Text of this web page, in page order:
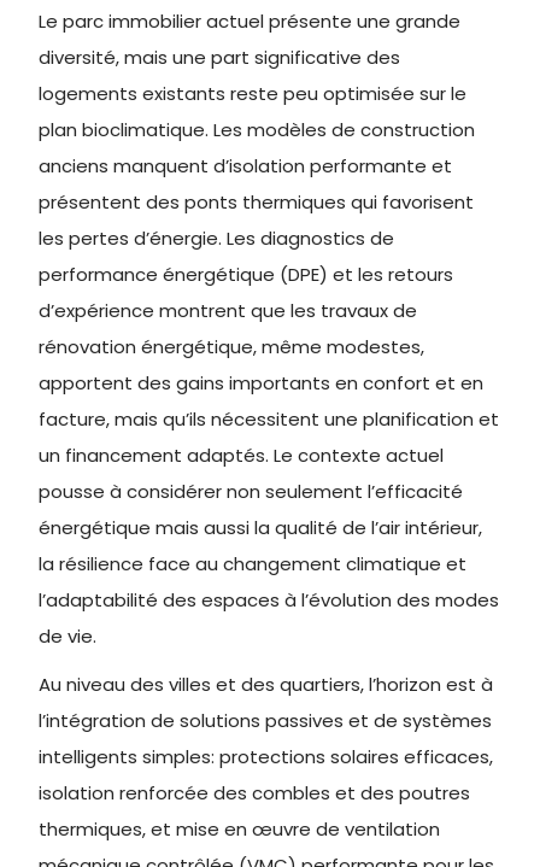
Le parc immobilier actuel présente une grande
diversité, mais une part significative des
logements existants reste peu optimisée sur le
plan bioclimatique. Les modèles de construction
anciens manquent d’isolation performante et
présentent des ponts thermiques qui favorisent
les pertes d’énergie. Les diagnostics de
performance énergétique (DPE) et les retours
d’expérience montrent que les travaux de
rénovation énergétique, même modestes,
apportent des gains importants en confort et en
facture, mais qu’ils nécessitent une planification et
un financement adaptés. Le contexte actuel
pousse à considérer non seulement l’efficacité
énergétique mais aussi la qualité de l’air intérieur,
la résilience face au changement climatique et
l’adaptabilité des espaces à l’évolution des modes
de vie.
Au niveau des villes et des quartiers, l’horizon est à
l’intégration de solutions passives et de systèmes
intelligents simples: protections solaires efficaces,
isolation renforcée des combles et des poutres
thermiques, et mise en œuvre de ventilation